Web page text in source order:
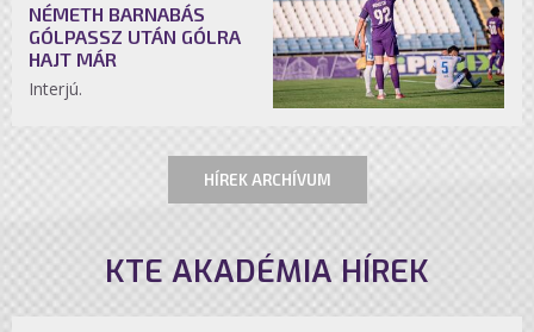
NÉMETH BARNABÁS
GÓLPASSZ UTÁN GÓLRA
HAJT MÁR
Interjú.
HÍREK ARCHÍVUM
KTE AKADÉMIA HÍREK